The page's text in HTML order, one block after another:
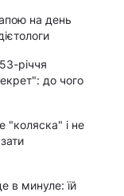
на день
річчя
до чого
"коляска" і не
в минуле: їй